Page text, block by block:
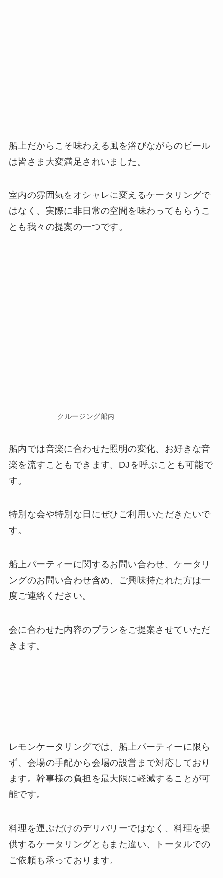
船上だからこそ味わえる風を浴びながらのビール
は皆さま大変満足されいました。
室内の雰囲気をオシャレに変えるケータリングで
はなく、実際に非日常の空間を味わってもらうこ
とも我々の提案の一つです。
クルージング船内
船内では音楽に合わせた照明の変化、お好きな音
楽を流すこともできます。DJを呼ぶことも可能で
す。
特別な会や特別な日にぜひご利用いただきたいで
す。
船上パーティーに関するお問い合わせ、ケータリ
ングのお問い合わせ含め、ご興味持たれた方は一
度ご連絡ください。
会に合わせた内容のプランをご提案させていただ
きます。
レモンケータリングでは、船上パーティーに限ら
ず、会場の手配から会場の設営まで対応しており
ます。幹事様の負担を最大限に軽減することが可
能です。
料理を運ぶだけのデリバリーではなく、料理を提
供するケータリングともまた違い、トータルでの
ご依頼も承っております。